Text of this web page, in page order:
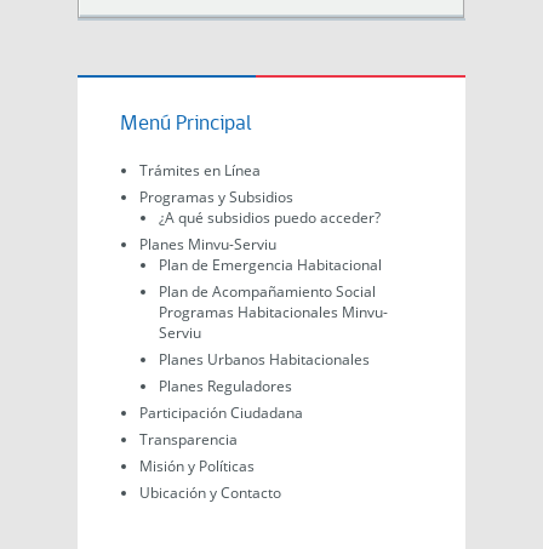
Menú Principal
Trámites en Línea
Programas y Subsidios
¿A qué subsidios puedo acceder?
Planes Minvu-Serviu
Plan de Emergencia Habitacional
Plan de Acompañamiento Social
Programas Habitacionales Minvu-
Serviu
Planes Urbanos Habitacionales
Planes Reguladores
Participación Ciudadana
Transparencia
Misión y Políticas
Ubicación y Contacto